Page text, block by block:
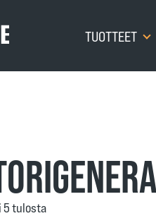
TUOTTEET
5 tulosta